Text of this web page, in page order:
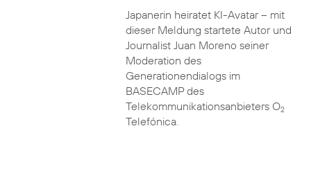
Japanerin heiratet KI-Avatar – mit
dieser Meldung startete Autor und
Journalist Juan Moreno seiner
Moderation des
Generationendialogs im
BASECAMP des
Telekommunikationsanbieters O2
Telefónica.